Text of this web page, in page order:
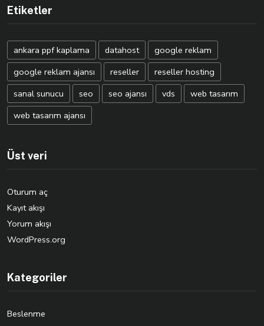
Etiketler
ankara ppf kaplama datahost
google reklam
google reklam ajansı
reseller
reseller hosting
sanal sunucu
seo seo ajansı vds
web tasarım
web tasarım ajansı
Üst veri
Oturum aç
Kayıt akışı
Yorum akışı
WordPress.org
Kategoriler
Beslenme